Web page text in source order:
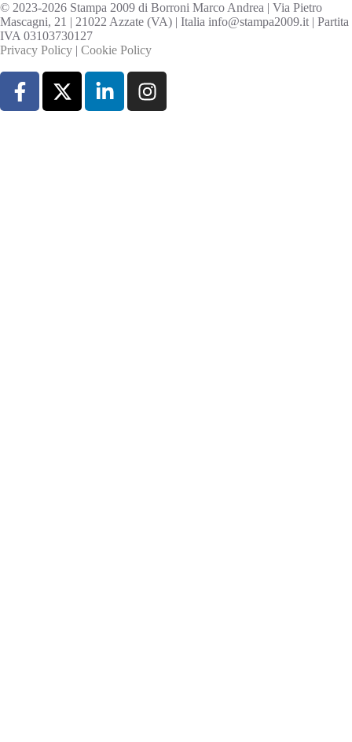
© 2023-2026 Stampa 2009 di Borroni Marco Andrea | Via Pietro
Mascagni, 21 | 21022 Azzate (VA) | Italia info@stampa2009.it | Partita
IVA 03103730127
Privacy Policy | Cookie Policy